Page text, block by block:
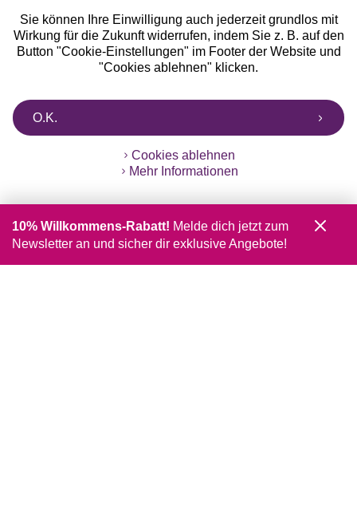
Sie können Ihre Einwilligung auch jederzeit grundlos mit
Wirkung für die Zukunft widerrufen, indem Sie z. B. auf den
Button "Cookie-Einstellungen" im Footer der Website und
"Cookies ablehnen" klicken.
O.K.
Cookies ablehnen
Mehr Informationen
10% Willkommens-Rabatt! Melde dich jetzt zum
Newsletter an und sicher dir exklusive Angebote!